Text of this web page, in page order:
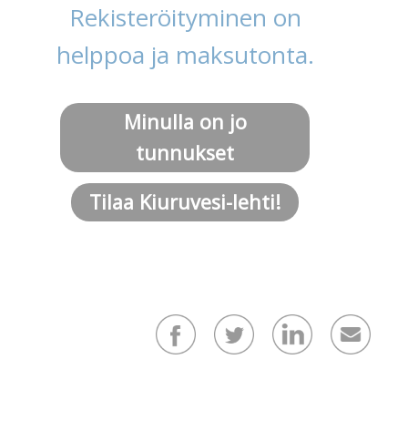
Rekisteröityminen on
helppoa ja maksutonta.
Minulla on jo
tunnukset
Tilaa Kiuruvesi-lehti!